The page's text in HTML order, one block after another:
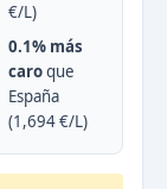
€/L)
0.1% más
caroque
España
(1,694 €/L)